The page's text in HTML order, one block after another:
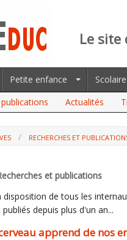
Le
Petite enfance Scolaire
Actualités
RECHERCHES ET
et publications
disposition de tous les
depuis plus d'un an...
apprend de nos